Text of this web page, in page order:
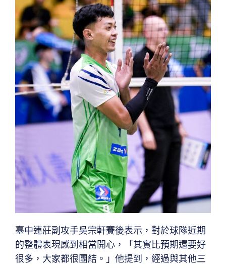
臺中連莊副攻手吳宗軒賽後表示，對於球隊近期
的整體表現感到相當開心，「其實比預期還要好
很多，大家都很團結。」他提到，經過與其他三